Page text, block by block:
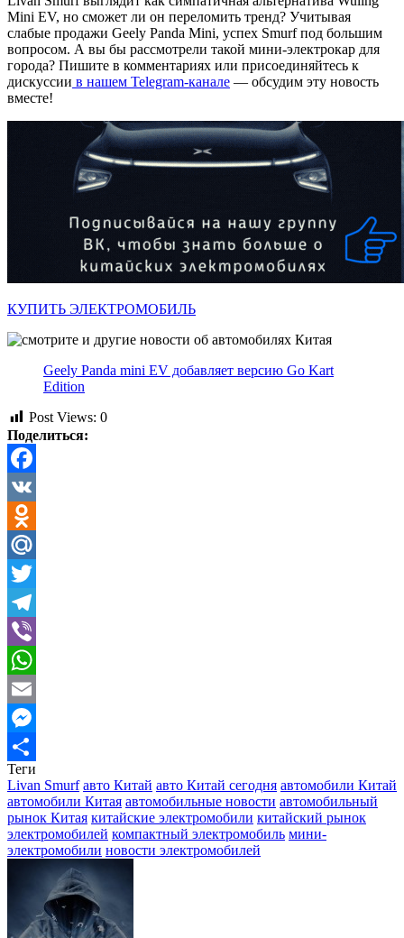
Mini EV, но сможет ли он переломить тренд? Учитывая
слабые продажи Geely Panda Mini, успех Smurf под большим
вопросом. А вы бы рассмотрели такой мини-электрокар для
города? Пишите в комментариях или присоединяйтесь к
дискуссии в нашем Telegram-канале — обсудим эту новость
вместе!
КУПИТЬ ЭЛЕКТРОМОБИЛЬ
Geely Panda mini EV добавляет версию Go Kart
Edition
Post Views: 0
Поделиться:
Facebook
VK
Odnoklassniki
Mail.Ru
Twitter
Telegram
Viber
WhatsApp
Email
Messenger
Отправить
Теги
Livan Smurf авто Китай авто Китай сегодня автомобили Китай
автомобили Китая автомобильные новости автомобильный
рынок Китая китайские электромобили китайский рынок
электромобилей компактный электромобиль мини-
электромобили новости электромобилей